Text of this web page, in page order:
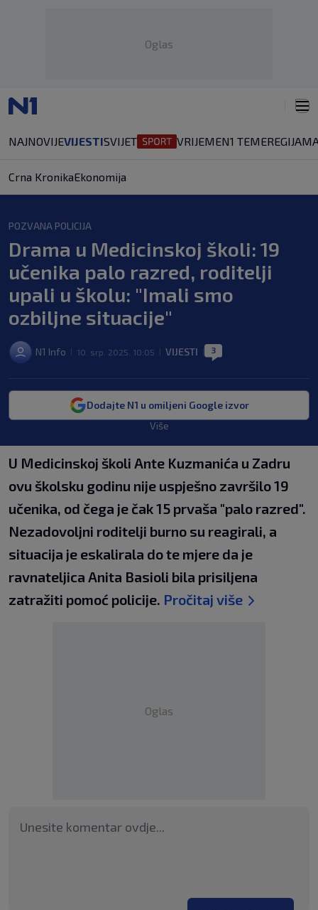
Oglas
NAJNOVIJEVIJESTISVIJET VRIJEMEN1 TEMEREGIJA
Crna KronikaEkonomija
POZVANA POLICIJA
Drama u Medicinskoj školi: 19
učenika palo razred, roditelji
upali u školu: "Imali smo
ozbiljne situacije"
N1 Info 10. srp. 2025. 10:05 VIJESTI 3
Dodajte N1 u omiljeni Google izvor
Više
U Medicinskoj školi Ante Kuzmanića u Zadru
ovu školsku godinu nije uspješno završilo 19
učenika, od čega je čak 15 prvaša "palo razred".
Nezadovoljni roditelji burno su reagirali, a
situacija je eskalirala do te mjere da je
ravnateljica Anita Basioli bila prisiljena
zatražiti pomoć policije. Pročitaj više
Oglas